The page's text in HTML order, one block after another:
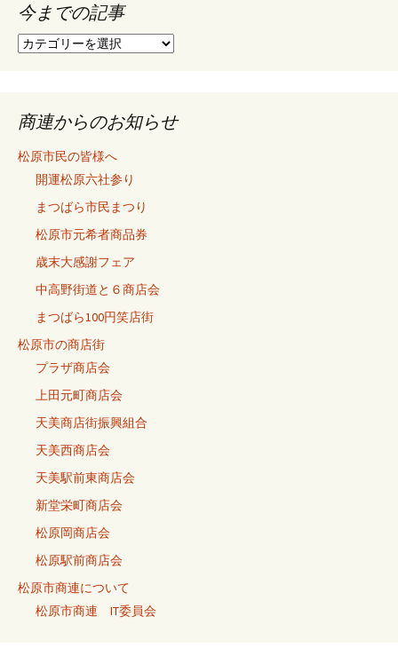
ン
今までの記事
今
記
事
商連からのお知らせ
松原市民の皆様へ
開運松原六社参り
まつばら市民まつり
松原市元希者商品券
歳末大感謝フェア
中高野街道と６商店会
まつばら100円笑店街
松原市の商店街
プラザ商店会
上田元町商店会
天美商店街振興組合
天美西商店会
天美駅前東商店会
新堂栄町商店会
松原岡商店会
松原駅前商店会
松原市商連について
松原市商連 IT委員会